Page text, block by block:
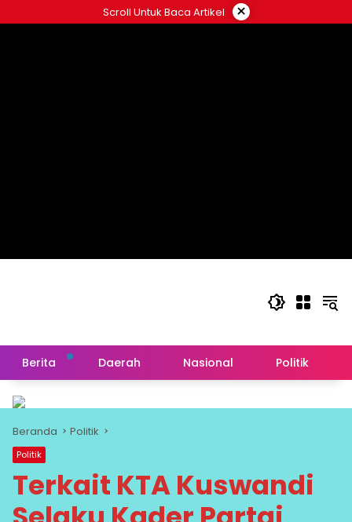
ke
Scroll Untuk Baca Artikel ×
Berita Daerah Nasional Politik
Beranda Politik
Politik
Terkait KTA Kuswandi